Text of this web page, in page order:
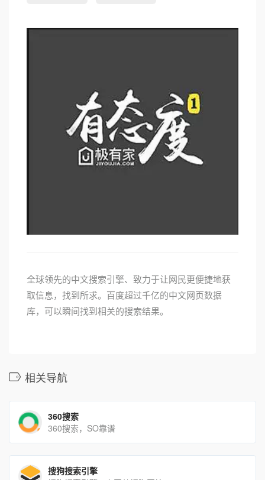
全球领先的中文搜索引擎、致力于让网民更便捷地获
取信息，找到所求。百度超过千亿的中文网页数据
库，可以瞬间找到相关的搜索结果。
相关导航
360搜索
360搜索，SO靠谱
搜狗搜索引擎